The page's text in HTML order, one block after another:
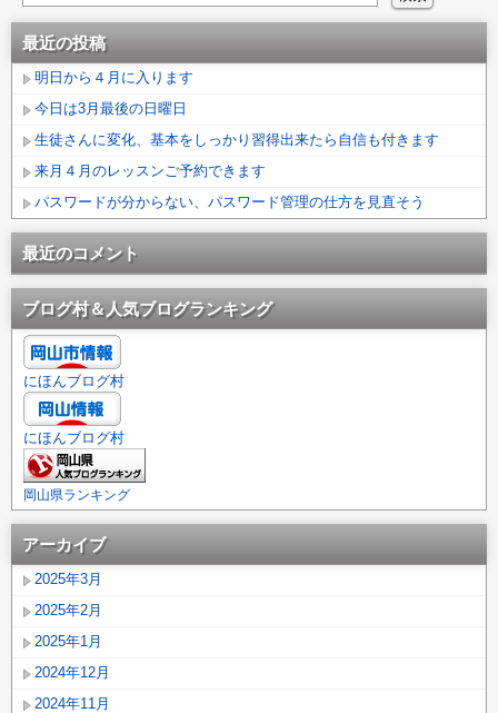
最近の投稿
明日から４月に入ります
今日は3月最後の日曜日
生徒さんに変化、基本をしっかり習得出来たら自信も付きます
来月４月のレッスンご予約できます
パスワードが分からない、パスワード管理の仕方を見直そう
最近のコメント
ブログ村＆人気ブログランキング
にほんブログ村
にほんブログ村
岡山県ランキング
アーカイブ
2025年3月
2025年2月
2025年1月
2024年12月
2024年11月